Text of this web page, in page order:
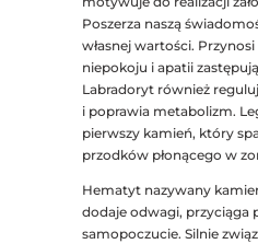
Poszerza naszą
własnej wartości.
niepokoju i apatii
Labradoryt również
i poprawia metabolizm.
pierwszy kamień, który
przodków płonącego w
Hematyt nazywany
dodaje odwagi, przyciąga
samopoczucie. Silnie